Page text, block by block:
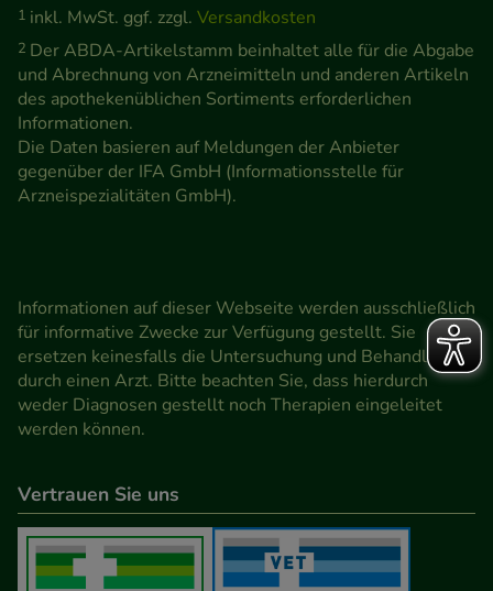
zu gestalten. Bitte beachten Sie, dass Daten hierfür
teilweise an Dritte wie z.B. Google oder soziale
Medien übertragen werden.
1 inkl. MwSt. ggf. zzgl. Versandkosten
2 Der ABDA-Artikelstamm beinhaltet alle für die Abgabe
und Abrechnung von Arzneimitteln und anderen Artikeln
des apothekenüblichen Sortiments erforderlichen
Informationen.
Die Daten basieren auf Meldungen der Anbieter
gegenüber der IFA GmbH (Informationsstelle für
Arzneispezialitäten GmbH).
Informationen auf dieser Webseite werden ausschließlich
für informative Zwecke zur Verfügung gestellt. Sie
ersetzen keinesfalls die Untersuchung und Behandlung
durch einen Arzt. Bitte beachten Sie, dass hierdurch
weder Diagnosen gestellt noch Therapien eingeleitet
werden können.
Vertrauen Sie uns